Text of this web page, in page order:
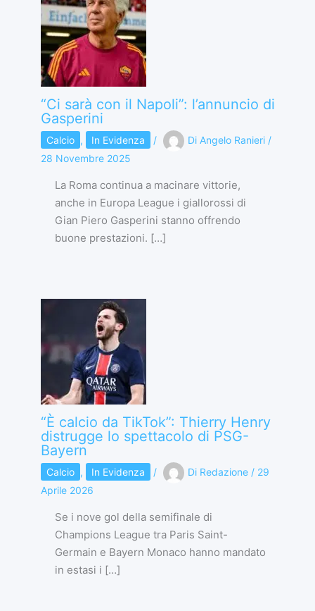
“Ci sarà con il Napoli”: l’annuncio di
Gasperini
Calcio , In Evidenza / Di Angelo Ranieri /
28 Novembre 2025
La Roma continua a macinare vittorie,
anche in Europa League i giallorossi di
Gian Piero Gasperini stanno offrendo
buone prestazioni. […]
“È calcio da TikTok”: Thierry Henry
distrugge lo spettacolo di PSG-
Bayern
Calcio , In Evidenza / Di Redazione / 29
Aprile 2026
Se i nove gol della semifinale di
Champions League tra Paris Saint-
Germain e Bayern Monaco hanno mandato
in estasi i […]